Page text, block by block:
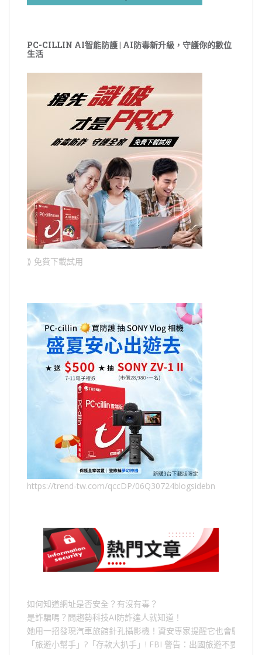
PC-CILLIN AI智能防護 | AI防毒新升級，守護你的數位
生活
⟫ 免費下載試用
https://trend-tw.com/qccDP/06Q30724blogsidebn
如何知道網址是否安全？有沒有毒？
是詐騙嗎？問趨勢科技AI防詐達人就知道！
她用一招發現汽車旅館針孔攝影機！資安專家提醒它也會駭人成
「旅遊小幫手」 ? 「存款大扒手」 ! FBI 警告：出國旅遊不要做的